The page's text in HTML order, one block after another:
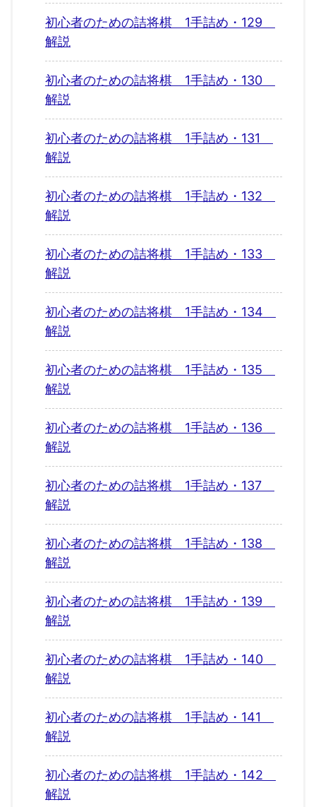
初心者のための詰将棋 1手詰め・129
解説
初心者のための詰将棋 1手詰め・130
解説
初心者のための詰将棋 1手詰め・131
解説
初心者のための詰将棋 1手詰め・132
解説
初心者のための詰将棋 1手詰め・133
解説
初心者のための詰将棋 1手詰め・134
解説
初心者のための詰将棋 1手詰め・135
解説
初心者のための詰将棋 1手詰め・136
解説
初心者のための詰将棋 1手詰め・137
解説
初心者のための詰将棋 1手詰め・138
解説
初心者のための詰将棋 1手詰め・139
解説
初心者のための詰将棋 1手詰め・140
解説
初心者のための詰将棋 1手詰め・141
解説
初心者のための詰将棋 1手詰め・142
解説